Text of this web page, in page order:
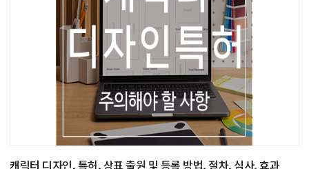
캐릭터 디자인, 특허, 상표 출원 및 등록 방법, 절차, 심사, 효과